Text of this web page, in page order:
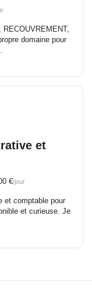
domaine pour
et
€/jour
et comptable pour
et curieuse. Je